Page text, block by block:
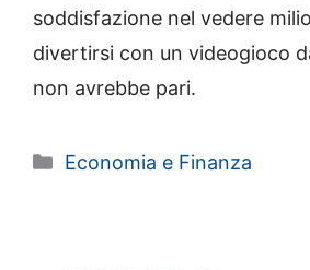
soddisfazione nel vedere
divertirsi con un videogioco
non avrebbe pari.
Categorie
Economia e Finanza